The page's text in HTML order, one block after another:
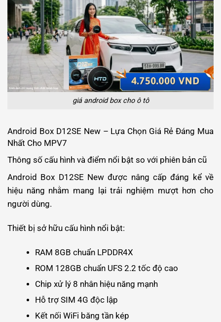
giá android box cho ô tô
Android Box D12SE New – Lựa Chọn Giá Rẻ Đáng Mua
Nhất Cho MPV7
Thông số cấu hình và điểm nổi bật so với phiên bản cũ
Android Box D12SE New được nâng cấp đáng kể về
hiệu năng nhằm mang lại trải nghiệm mượt hơn cho
người dùng.
Thiết bị sở hữu cấu hình nổi bật:
RAM 8GB chuẩn LPDDR4X
ROM 128GB chuẩn UFS 2.2 tốc độ cao
Chip xử lý 8 nhân hiệu năng mạnh
Hỗ trợ SIM 4G độc lập
Kết nối WiFi băng tần kép